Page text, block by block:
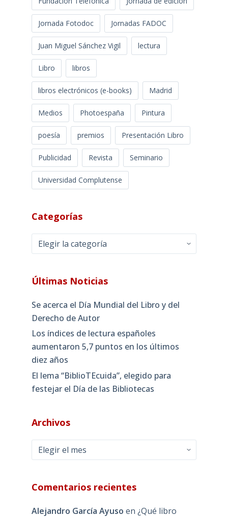
Jornada Fotodoc Jornadas FADOC
Juan Miguel Sánchez Vigil lectura
Libro libros
libros electrónicos (e-books) Madrid
Medios Photoespaña Pintura
poesía premios Presentación Libro
Publicidad Revista Seminario
Universidad Complutense
Categorías
Categorías
Últimas Noticias
Se acerca el Día Mundial del Libro y del
Derecho de Autor
Los índices de lectura españoles
aumentaron 5,7 puntos en los últimos
diez años
El lema “BiblioTEcuida”, elegido para
festejar el Día de las Bibliotecas
Archivos
Archivos
Comentarios recientes
Alejandro García Ayuso en ¿Qué libro